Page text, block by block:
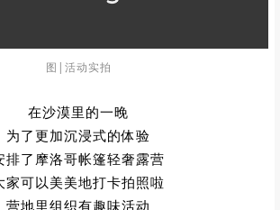
图|活动实拍
在沙漠里的一晚
为了更加沉浸式的体验‍
安排了 摩洛哥帐篷轻奢露营